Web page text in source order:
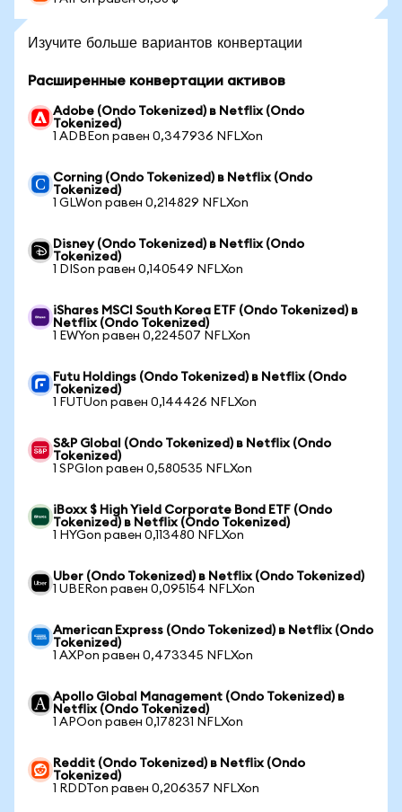
Изучите больше вариантов конвертации
Расширенные конвертации активов
Adobe (Ondo Tokenized) в Netflix (Ondo
Tokenized)
1 ADBEon равен 0,347936 NFLXon
Corning (Ondo Tokenized) в Netflix (Ondo
Tokenized)
1 GLWon равен 0,214829 NFLXon
Disney (Ondo Tokenized) в Netflix (Ondo
Tokenized)
1 DISon равен 0,140549 NFLXon
iShares MSCI South Korea ETF (Ondo Tokenized) в
Netflix (Ondo Tokenized)
1 EWYon равен 0,224507 NFLXon
Futu Holdings (Ondo Tokenized) в Netflix (Ondo
Tokenized)
1 FUTUon равен 0,144426 NFLXon
S&P Global (Ondo Tokenized) в Netflix (Ondo
Tokenized)
1 SPGIon равен 0,580535 NFLXon
iBoxx $ High Yield Corporate Bond ETF (Ondo
Tokenized) в Netflix (Ondo Tokenized)
1 HYGon равен 0,113480 NFLXon
Uber (Ondo Tokenized) в Netflix (Ondo Tokenized)
1 UBERon равен 0,095154 NFLXon
American Express (Ondo Tokenized) в Netflix (Ondo
Tokenized)
1 AXPon равен 0,473345 NFLXon
Apollo Global Management (Ondo Tokenized) в
Netflix (Ondo Tokenized)
1 APOon равен 0,178231 NFLXon
Reddit (Ondo Tokenized) в Netflix (Ondo
Tokenized)
1 RDDTon равен 0,206357 NFLXon